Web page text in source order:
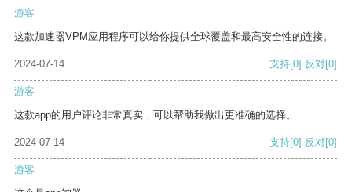
游客
这款加速器VPM应用程序可以给你提供全球覆盖和最高安全性的连接。
2024-07-14 支持[0] 反对[0]
游客
这款app的用户评论非常真实，可以帮助我做出更准确的选择。
2024-07-14 支持[0] 反对[0]
游客